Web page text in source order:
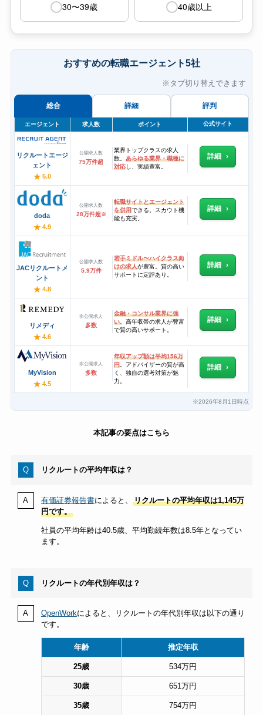
30〜39歳 40歳以上
おすすめの転職エージェント5社
※タブ切り替えできます
総合 詳細 評判
エージェント 求人数 ポイント 公式サイト
リクルートエージ
ェント
★5.0
公開求人数
75万件超
業界トップクラスの求人
数。あらゆる業界・職種に
対応し、実績豊富。
詳細
doda
★4.9
公開求人数
28万件超 ※
転職サイトとエージェント
を併用できる。スカウト機
能も充実。
詳細
JACリクルートメ
ント
★4.8
公開求人数
5.9万件
若手ミドル〜ハイクラス向
けの求人が豊富。質の高い
サポートに定評あり。
詳細
リメディ
★4.6
非公開求人
多数
金融・コンサル業界に強
い 。高年収帯の求人が豊富
で質の高いサポート。
詳細
MyVision
★4.5
非公開求人
多数
年収アップ額は平均156万
円。アドバイザーの質が高
く、独自の選考対策が魅
力。
詳細
※2026年8月1日時点
本記事の要点はこちら
リクルートの平均年収は？
有価証券報告書によると、
リクルートの平均年収は1,145万
円です。
社員の平均年齢は40.5歳、平均勤続年数は8.5年となってい
ます。
リクルートの年代別年収は？
OpenWorkによると、リクルートの年代別年収は以下の通り
です。
年齢 推定年収
25歳 534万円
30歳 651万円
35歳 754万円